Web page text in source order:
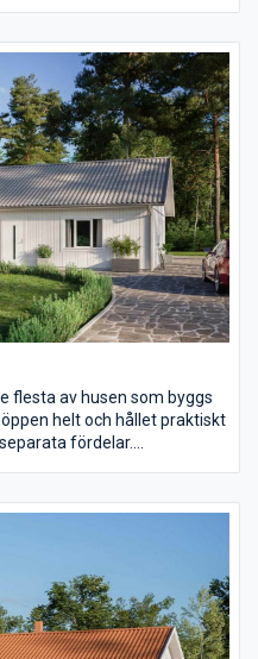
flesta av husen som byggs
helt och hållet praktiskt
fördelar.
och ungdomssovrummen